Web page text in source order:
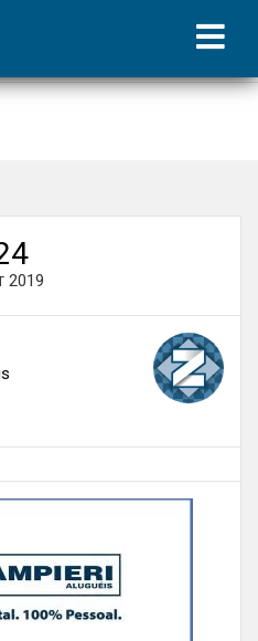
| Coluna Zampieri
AVC
2019